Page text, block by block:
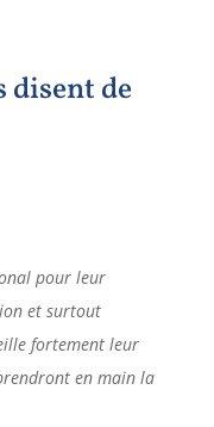
disent de
pour leur
et surtout
fortement leur
en main la